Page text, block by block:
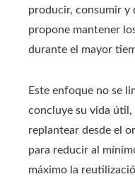
producir, consumir y
propone mantener
durante el mayor
Este enfoque no se
concluye su vida
replantear desde el
para reducir al
máximo la